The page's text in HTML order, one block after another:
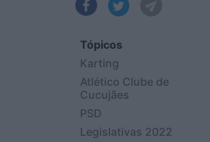
Tópicos
Karting
Atlético Clube de
Cucujães
PSD
Legislativas 2022